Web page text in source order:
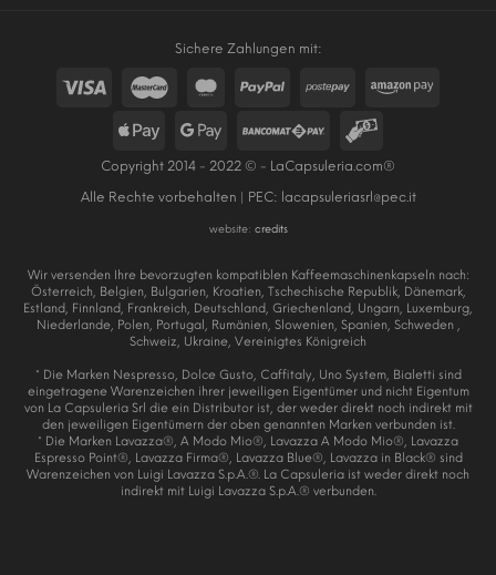
Sichere Zahlungen mit:
Copyright 2014 - 2022 © - LaCapsuleria.com®
Alle Rechte vorbehalten | PEC: lacapsuleriasrl@pec.it
website: credits
Wir versenden Ihre bevorzugten kompatiblen Kaffeemaschinenkapseln nach:
Österreich, Belgien, Bulgarien, Kroatien, Tschechische Republik, Dänemark,
Estland, Finnland, Frankreich, Deutschland, Griechenland, Ungarn, Luxemburg,
Niederlande, Polen, Portugal, Rumänien, Slowenien, Spanien, Schweden ,
Schweiz, Ukraine, Vereinigtes Königreich
* Die Marken Nespresso, Dolce Gusto, Caffitaly, Uno System, Bialetti sind
eingetragene Warenzeichen ihrer jeweiligen Eigentümer und nicht Eigentum
von La Capsuleria Srl die ein Distributor ist, der weder direkt noch indirekt mit
den jeweiligen Eigentümern der oben genannten Marken verbunden ist.
* Die Marken Lavazza®, A Modo Mio®, Lavazza A Modo Mio®, Lavazza
Espresso Point®, Lavazza Firma®, Lavazza Blue®, Lavazza in Black® sind
Warenzeichen von Luigi Lavazza S.p.A.®. La Capsuleria ist weder direkt noch
indirekt mit Luigi Lavazza S.p.A.® verbunden.